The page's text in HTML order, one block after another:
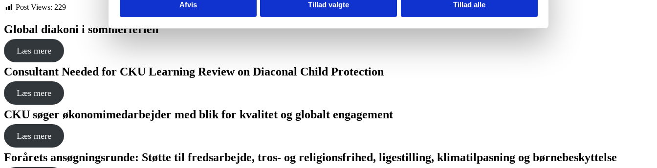
Afvis Tillad valgte Tillad alle
Post Views: 229
Global diakoni i sommerferien
Læs mere
Consultant Needed for CKU Learning Review on Diaconal Child Protection
Læs mere
CKU søger økonomimedarbejder med blik for kvalitet og globalt engagement
Læs mere
Forårets ansøgningsrunde: Støtte til fredsarbejde, tros- og religionsfrihed, ligestilling, klimatilpasning og børnebeskyttelse